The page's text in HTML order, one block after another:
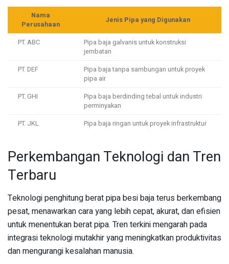
Nama
Perusahaan
Jenis Pipa yang Digunakan
PT. ABC
Pipa baja galvanis untuk konstruksi
jembatan
PT. DEF
Pipa baja tanpa sambungan untuk proyek
pipa air
PT. GHI
Pipa baja berdinding tebal untuk industri
perminyakan
PT. JKL
Pipa baja ringan untuk proyek infrastruktur
Perkembangan Teknologi dan Tren
Terbaru
Teknologi penghitung berat pipa besi baja terus berkembang
pesat, menawarkan cara yang lebih cepat, akurat, dan efisien
untuk menentukan berat pipa. Tren terkini mengarah pada
integrasi teknologi mutakhir yang meningkatkan produktivitas
dan mengurangi kesalahan manusia.